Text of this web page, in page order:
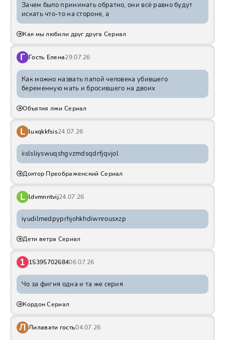
Зачем было принимать обратно, они всё равно будут
искать что-то на стороне, а
Как мы любили друг друга Сериал
Г Гость Елена29.07.26
Как можно назвать папой человека убившего
беременную мать и бросившего на двоих
Объятия лжи Сериал
L luxqkkfsis24.07.26
iislsliyswuqshgvzmdsqdrfjqvjol
Доктор Преображенский Сериал
L ldvmnntvij24.07.26
iyudilmedpyprhjohkhdiwnrousxzp
Дети ветра Сериал
1 1539570268406.07.26
Чо за фигня одна и та же серия
Кордон Сериал
Л Лилавати гость04.07.26